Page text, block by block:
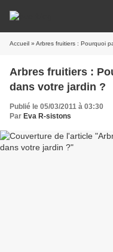
Accueil » Arbres fruitiers : Pourquoi
Arbres fruitiers :
dans votre jardin ?
Publié le 05/03/2011 à 03:30
Par Eva R-sistons